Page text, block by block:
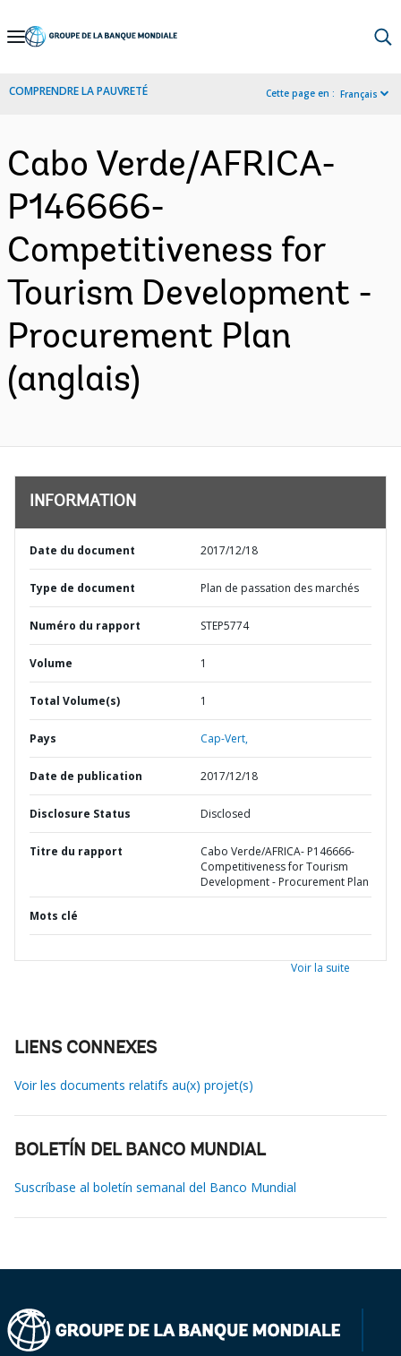
Skip
Navigation
COMPRENDRE LA PAUVRETÉ Cette page en : Français
Cabo Verde/AFRICA-
P146666-
Competitiveness for
Tourism Development -
Procurement Plan
(anglais)
INFORMATION
Date du document 2017/12/18
Type de document Plan de passation des marchés
Numéro du rapport STEP5774
Volume 1
Total Volume(s) 1
Pays Cap-Vert,
Date de publication 2017/12/18
Disclosure Status Disclosed
Titre du rapport
Cabo Verde/AFRICA- P146666-
Competitiveness for Tourism
Development - Procurement Plan
Mots clé
Voir la suite
LIENS CONNEXES
Voir les documents relatifs au(x) projet(s)
BOLETÍN DEL BANCO MUNDIAL
Suscríbase al boletín semanal del Banco Mundial